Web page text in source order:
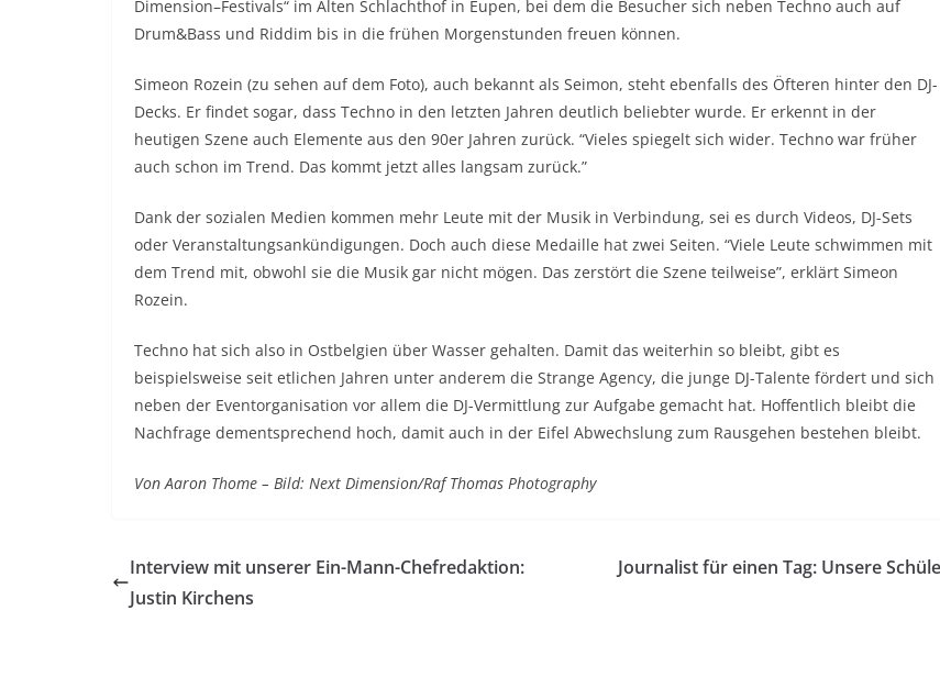
Dimension–Festivals“ im Alten Schlachthof in Eupen, bei dem die Besucher sich neben Techno auch auf
Drum&Bass und Riddim bis in die frühen Morgenstunden freuen können.
Simeon Rozein (zu sehen auf dem Foto), auch bekannt als Seimon, steht ebenfalls des Öfteren hinter den DJ-
Decks. Er findet sogar, dass Techno in den letzten Jahren deutlich beliebter wurde. Er erkennt in der
heutigen Szene auch Elemente aus den 90er Jahren zurück. “Vieles spiegelt sich wider. Techno war früher
auch schon im Trend. Das kommt jetzt alles langsam zurück.”
Dank der sozialen Medien kommen mehr Leute mit der Musik in Verbindung, sei es durch Videos, DJ-Sets
oder Veranstaltungsankündigungen. Doch auch diese Medaille hat zwei Seiten. “Viele Leute schwimmen mit
dem Trend mit, obwohl sie die Musik gar nicht mögen. Das zerstört die Szene teilweise”, erklärt Simeon
Rozein.
Techno hat sich also in Ostbelgien über Wasser gehalten. Damit das weiterhin so bleibt, gibt es
beispielsweise seit etlichen Jahren unter anderem die Strange Agency, die junge DJ-Talente fördert und sich
neben der Eventorganisation vor allem die DJ-Vermittlung zur Aufgabe gemacht hat. Hoffentlich bleibt die
Nachfrage dementsprechend hoch, damit auch in der Eifel Abwechslung zum Rausgehen bestehen bleibt.
Von Aaron Thome – Bild: Next Dimension/Raf Thomas Photography
Interview mit unserer Ein-Mann-Chefredaktion:
Justin Kirchens
Journalist für einen Tag: Unsere